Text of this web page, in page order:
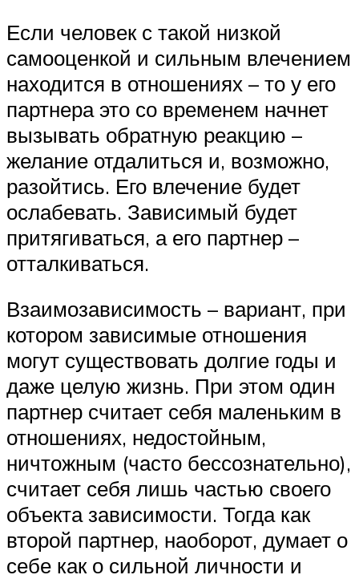
Если человек с такой низкой
самооценкой и сильным влечением
находится в отношениях – то у его
партнера это со временем начнет
вызывать обратную реакцию –
желание отдалиться и, возможно,
разойтись. Его влечение будет
ослабевать. Зависимый будет
притягиваться, а его партнер –
отталкиваться.
Взаимозависимость – вариант, при
котором зависимые отношения
могут существовать долгие годы и
даже целую жизнь. При этом один
партнер считает себя маленьким в
отношениях, недостойным,
ничтожным (часто бессознательно),
считает себя лишь частью своего
объекта зависимости. Тогда как
второй партнер, наоборот, думает о
себе как о сильной личности и